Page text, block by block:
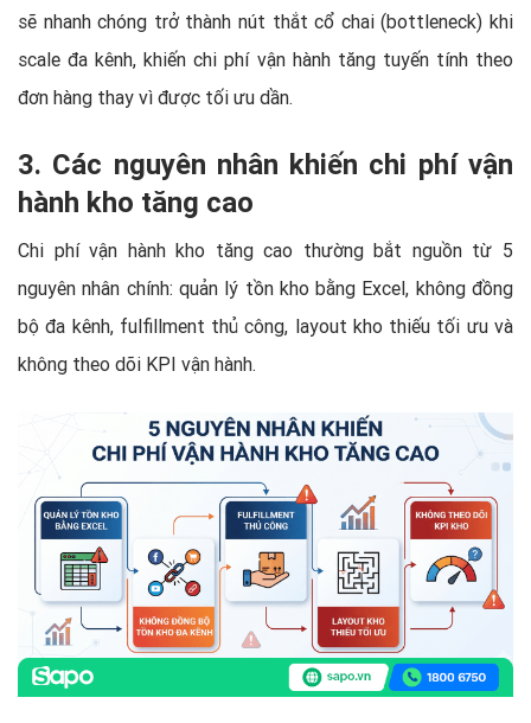
sẽ nhanh chóng trở thành nút thắt cổ chai (bottleneck) khi
scale đa kênh, khiến chi phí vận hành tăng tuyến tính theo
đơn hàng thay vì được tối ưu dần.
3. Các nguyên nhân khiến chi phí vận
hành kho tăng cao
Chi phí vận hành kho tăng cao thường bắt nguồn từ 5
nguyên nhân chính: quản lý tồn kho bằng Excel, không đồng
bộ đa kênh, fulfillment thủ công, layout kho thiếu tối ưu và
không theo dõi KPI vận hành.